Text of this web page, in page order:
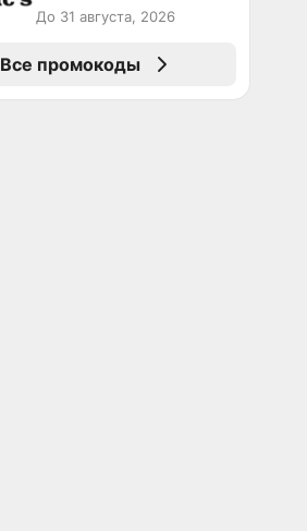
До 31 августа, 2026
Все промокоды